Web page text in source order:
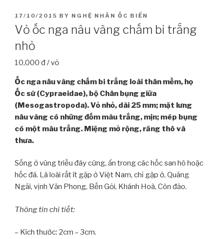
POSTED
ON
17/10/2015 BY NGHỆ NHÂN ỐC BIỂN
Vỏ ốc nga nâu vàng chấm bi trắng
nhỏ
10,000 đ / vỏ
Ốc nga nâu vàng chấm bi trắng loài thân mềm, họ
Ốc sứ (Cypraeidae), bộ Chân bụng giữa
(Mesogastropoda). Vỏ nhỏ, dài 25 mm; mặt lưng
nâu vàng có những đốm màu trắng, mịn; mép bụng
có một màu trắng. Miệng mở rộng, răng thô và
thưa.
Sống ở vùng triều đáy cứng, ẩn trong các hốc san hô hoặc
hốc đá. Là loài rất ít gặp ở Việt Nam, chỉ gặp ở, Quãng
Ngãi, vịnh Văn Phong, Bến Gỏi, Khánh Hoà, Côn đảo.
Thông tin chi tiết:
– Kích thước: 2cm – 3cm.